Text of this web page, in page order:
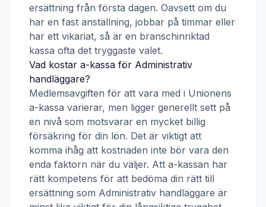
ersättning från första dagen. Oavsett om du
har en fast anställning, jobbar på timmar eller
har ett vikariat, så är en branschinriktad
kassa ofta det tryggaste valet.
Vad kostar a-kassa för Administrativ
handläggare?
Medlemsavgiften för att vara med i Unionens
a-kassa varierar, men ligger generellt sett på
en nivå som motsvarar en mycket billig
försäkring för din lön. Det är viktigt att
komma ihåg att kostnaden inte bör vara den
enda faktorn när du väljer. Att a-kassan har
rätt kompetens för att bedöma din rätt till
ersättning som Administrativ handläggare är